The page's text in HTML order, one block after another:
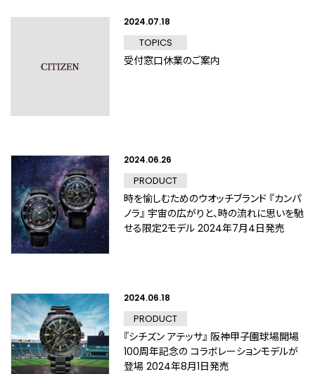
2024.07.18
TOPICS
受付窓口休業のご案内
2024.06.26
PRODUCT
時を愉しむためのウオッチブランド 『カンパ
ノラ』 宇宙の広がりと、時の流れに思いを馳
せる限定2モデル 2024年7月4日発売
2024.06.18
PRODUCT
『シチズン アテッサ』 阪神甲子園球場開場
100周年記念の コラボレーションモデルが
登場 2024年8月1日発売